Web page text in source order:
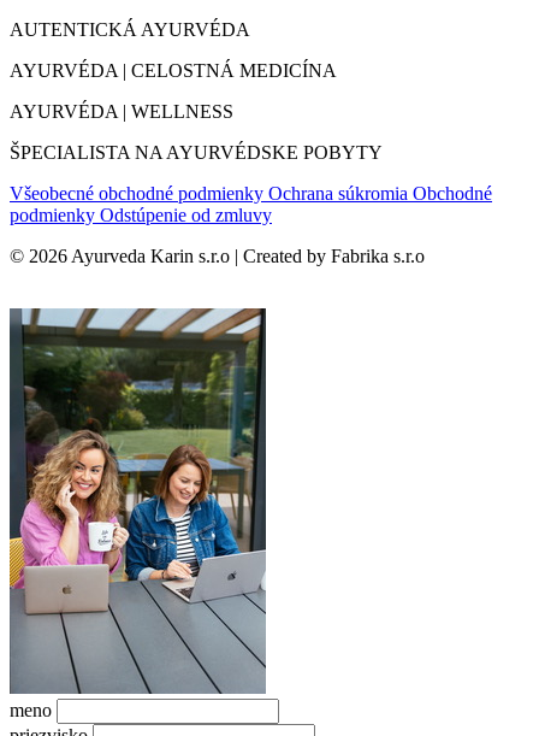
AUTENTICKÁ AYURVÉDA
AYURVÉDA | CELOSTNÁ MEDICÍNA
AYURVÉDA | WELLNESS
ŠPECIALISTA NA AYURVÉDSKE POBYTY
Všeobecné obchodné podmienky Ochrana súkromia Obchodné
podmienky Odstúpenie od zmluvy
© 2026 Ayurveda Karin s.r.o | Created by Fabrika s.r.o
meno